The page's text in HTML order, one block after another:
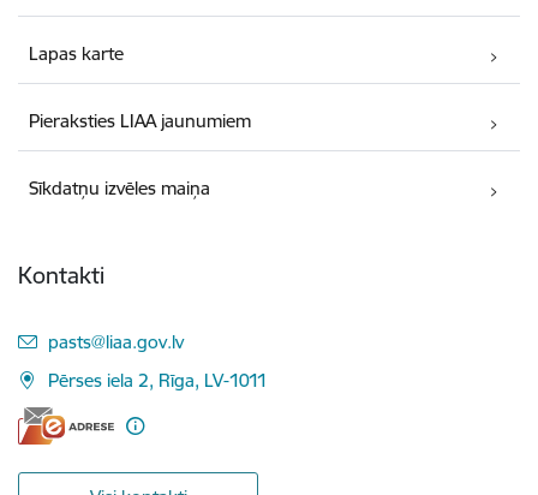
Lapas karte
Pieraksties LIAA jaunumiem
Sīkdatņu izvēles maiņa
Kontakti
E-pasts:
pasts@liaa.gov.lv
Pērses iela 2, Rīga, LV-1011